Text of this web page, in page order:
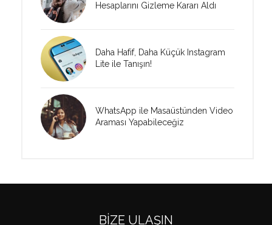
Hesaplarını Gizleme Kararı Aldı
Daha Hafif, Daha Küçük Instagram
Lite ile Tanışın!
WhatsApp ile Masaüstünden Video
Araması Yapabileceğiz
BIZE ULAŞIN